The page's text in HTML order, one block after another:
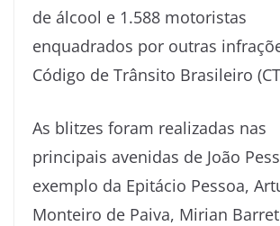
de álcool e 1.588 motoristas
enquadrados por outras
Código de Trânsito Brasileiro
As blitzes foram realizadas nas
principais avenidas de João
exemplo da Epitácio Pessoa,
Monteiro de Paiva, Mirian